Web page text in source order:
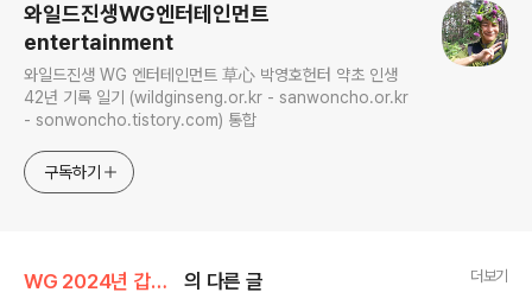
와일드진생WG엔터테인먼트
entertainment
와일드진생 WG 엔터테인먼트 草心 박영호헌터 약초 인생
42년 기록 일기 (wildginseng.or.kr - sanwoncho.or.kr
- sonwoncho.tistory.com) 통합
구독하기
WG 2024년 갑진년 기록 의 다른 글 더보기